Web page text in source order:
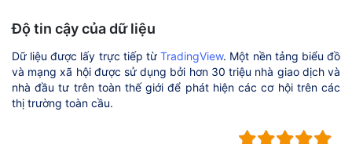
Độ tin cậy của dữ liệu
Dữ liệu được lấy trực tiếp từTradingView. Một nền tảng biểu đồ
và mạng xã hội được sử dụng bởi hơn 30 triệu nhà giao dịch và
nhà đầu tư trên toàn thế giới để phát hiện các cơ hội trên các
thị trường toàn cầu.